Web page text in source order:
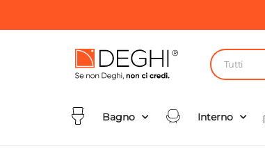
Tutti
Bagno Interno